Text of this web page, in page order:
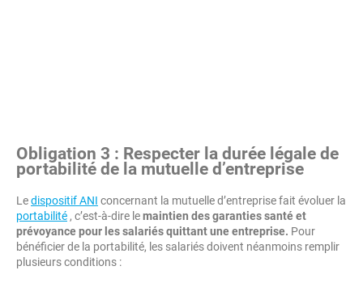
Obligation 3 : Respecter la durée légale de
portabilité de la mutuelle d’entreprise
Ledispositif ANI concernant la mutuelle d’entreprise fait évoluer la
portabilité , c’est-à-dire lemaintien des garanties santé et
prévoyance pour les salariés quittant une entreprise. Pour
bénéficier de la portabilité, les salariés doivent néanmoins remplir
plusieurs conditions :